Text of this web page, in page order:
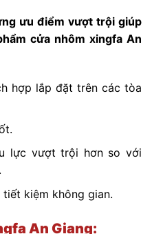
ưu điểm vượt trội giúp
cửa nhôm xingfa An
hợp lắp đặt trên các tòa
lực vượt trội hơn so với
kiệm không gian.
An Giang: